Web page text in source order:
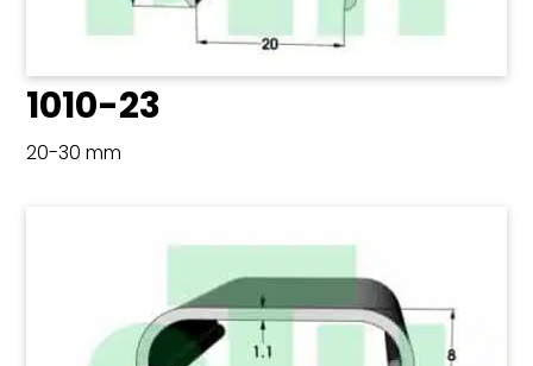
1010-23
20-30 mm